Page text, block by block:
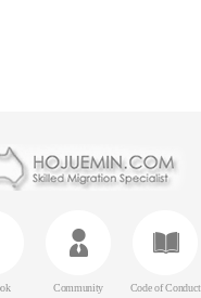
Community Code of Conduct